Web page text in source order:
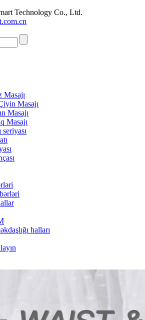
Technology Co., Ltd.
Masajı
Masajı
Masajı
Masajı
halları